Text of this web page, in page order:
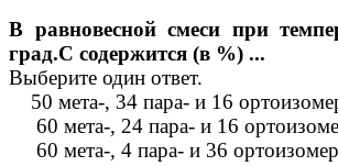
В равновесной смеси при
град.С содержится (в %) ...
Выберите один ответ.
50 мета-, 34 пара- и 16
60 мета-, 24 пара- и 16
60 мета-, 4 пара- и 36